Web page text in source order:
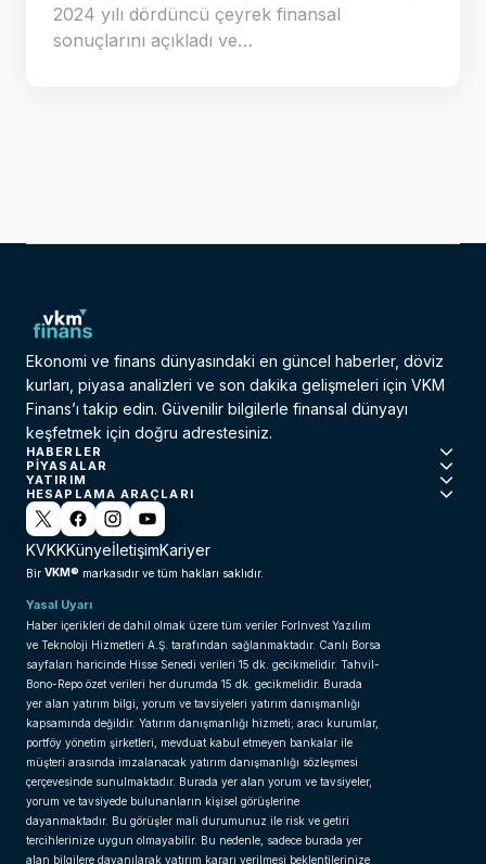
2024 yılı dördüncü çeyrek finansal
sonuçlarını açıkladı ve…
Ekonomi ve finans dünyasındaki en güncel haberler, döviz
kurları, piyasa analizleri ve son dakika gelişmeleri için VKM
Finans’ı takip edin. Güvenilir bilgilerle finansal dünyayı
keşfetmek için doğru adrestesiniz.
HABERLER
PIYASALAR
YATIRIM
HESAPLAMA ARAÇLARI
KVKKKünyeİletişimKariyer
Bir VKM® markasıdır ve tüm hakları saklıdır.
Yasal Uyarı
Haber içerikleri de dahil olmak üzere tüm veriler ForInvest Yazılım
ve Teknoloji Hizmetleri A.Ş. tarafından sağlanmaktadır. Canlı Borsa
sayfaları haricinde Hisse Senedi verileri 15 dk. gecikmelidir. Tahvil-
Bono-Repo özet verileri her durumda 15 dk. gecikmelidir. Burada
yer alan yatırım bilgi, yorum ve tavsiyeleri yatırım danışmanlığı
kapsamında değildir. Yatırım danışmanlığı hizmeti; aracı kurumlar,
portföy yönetim şirketleri, mevduat kabul etmeyen bankalar ile
müşteri arasında imzalanacak yatırım danışmanlığı sözleşmesi
çerçevesinde sunulmaktadır. Burada yer alan yorum ve tavsiyeler,
yorum ve tavsiyede bulunanların kişisel görüşlerine
dayanmaktadır. Bu görüşler mali durumunuz ile risk ve getiri
tercihlerinize uygun olmayabilir. Bu nedenle, sadece burada yer
alan bilgilere dayanılarak yatırım kararı verilmesi beklentilerinize